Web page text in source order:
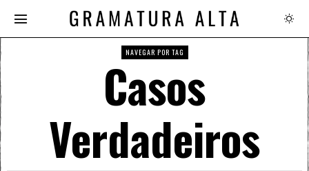
NAVEGAR POR TAG
Casos
Verdadeiros